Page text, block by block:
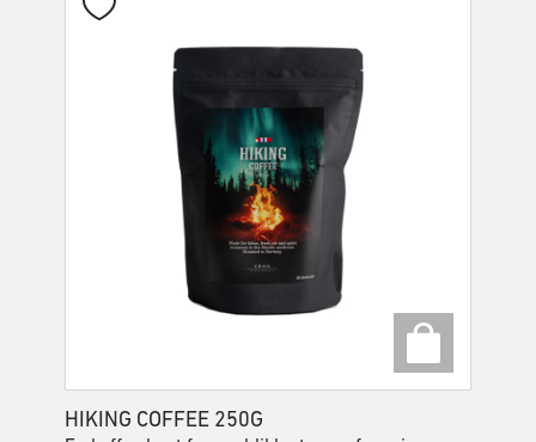
HIKING COFFEE 250G